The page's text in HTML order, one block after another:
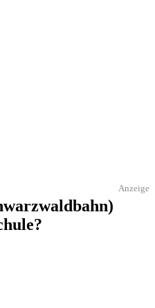
Anzeige